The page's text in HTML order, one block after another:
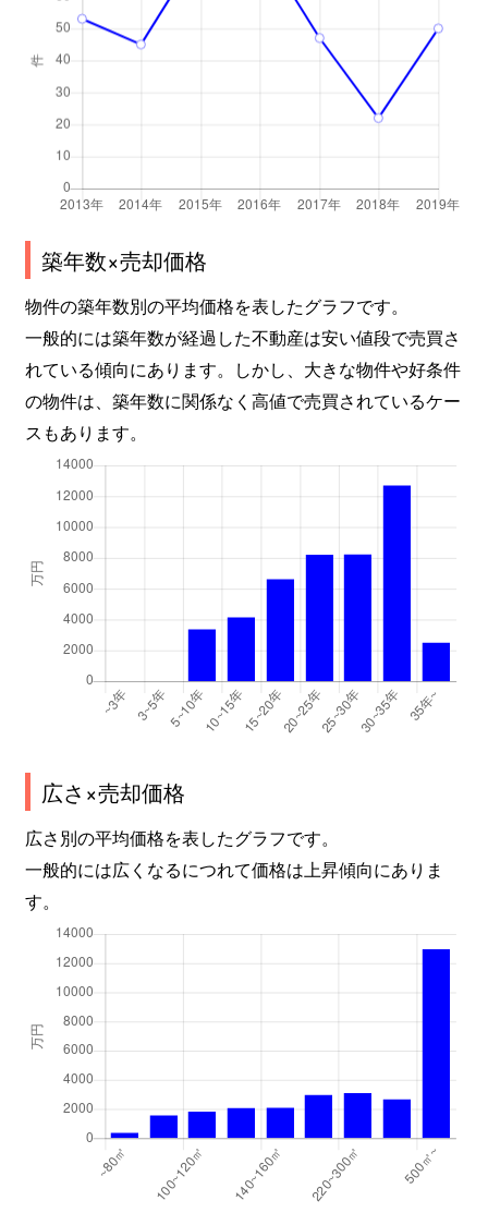
築年数×売却価格
物件の築年数別の平均価格を表したグラフです。
一般的には築年数が経過した不動産は安い値段で売買さ
れている傾向にあります。しかし、大きな物件や好条件
の物件は、築年数に関係なく高値で売買されているケー
スもあります。
広さ×売却価格
広さ別の平均価格を表したグラフです。
一般的には広くなるにつれて価格は上昇傾向にありま
す。